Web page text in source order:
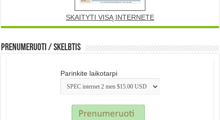
SKAITYTI VISĄ INTERNETE
Prenumeruoti / Skelbtis
Parinkite laikotarpi